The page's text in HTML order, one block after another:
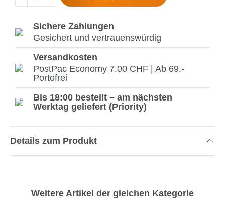
Sichere Zahlungen
Gesichert und vertrauenswürdig
Versandkosten
PostPac Economy 7.00 CHF | Ab 69.-
Portofrei
Bis 18:00 bestellt – am nächsten
Werktag geliefert (Priority)
Details zum Produkt
Weitere Artikel der gleichen Kategorie